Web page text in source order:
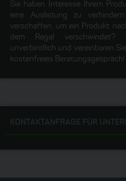
Sie haben Interesse Ihrem
eine Auslistung zu
verschaffen, um ein Produkt
dem Regal verschwindet?
unverbindlich und vereinbaren
kostenfreies Beratungsgespräch!
KONTAKTANFRAGE FÜR